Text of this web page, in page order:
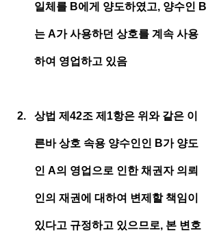
일체를 B에게 양도하였고, 양수인 B
는 A가 사용하던 상호를 계속 사용
하여 영업하고 있음
상법 제42조 제1항은 위와 같은 이
른바 상호 속용 양수인인 B가 양도
인 A의 영업으로 인한 채권자 의뢰
인의 재권에 대하여 변제할 책임이
있다고 규정하고 있으므로, 본 변호